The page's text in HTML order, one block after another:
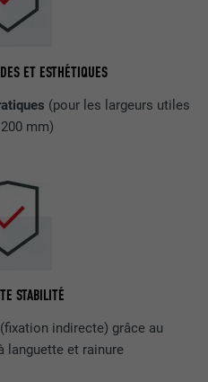
ET ESTHÉTIQUES
(pour les largeurs utiles
mm)
STABILITÉ
(fixation indirecte) grâce au
languette et rainure